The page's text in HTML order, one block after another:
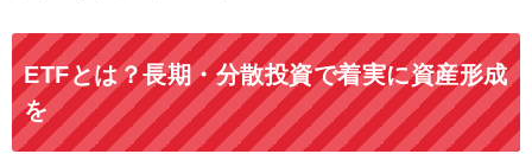
ETFとは？長期・分散投資で着実に資産形成
を